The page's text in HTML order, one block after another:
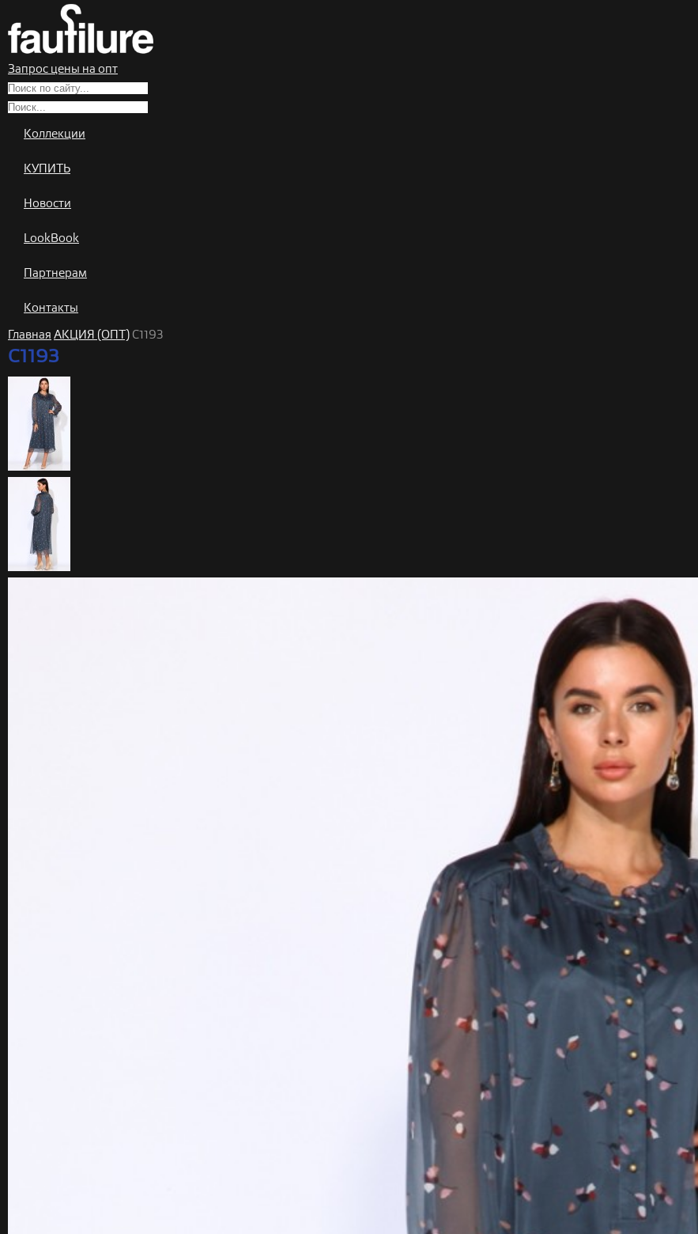
Запрос цены на опт
Коллекции
КУПИТЬ
Новости
LookBook
Партнерам
Контакты
Главная АКЦИЯ (ОПТ) C1193
C1193